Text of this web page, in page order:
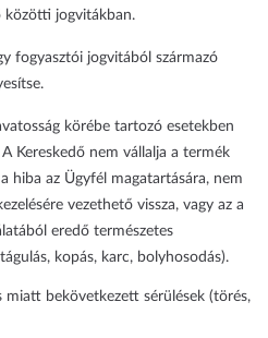
közötti jogvitákban.
fogyasztói jogvitából származó
körébe tartozó esetekben
Kereskedő nem vállalja a termék
hiba az Ügyfél magatartására, nem
vezethető vissza, vagy az a
eredő természetes
kopás, karc, bolyhosodás).
miatt bekövetkezett sérülések (törés,